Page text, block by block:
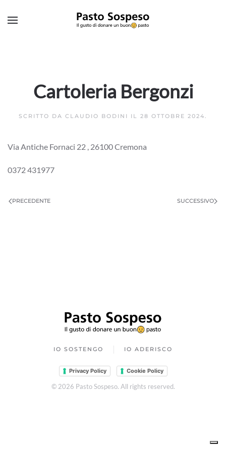
Skip to main content
Cartoleria Bergonzi
SCRITTO DA CLAUDIO BODINI IL 28 OTTOBRE 2024.
Via Antiche Fornaci 22 , 26100 Cremona
0372 431977
PRECEDENTE SUCCESSIVO
IO SOSTENGO IO ADERISCO
Privacy Policy Cookie Policy
© 2026 Pasto Sospeso. All rights reserved.